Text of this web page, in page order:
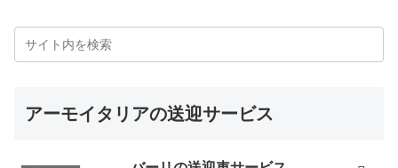
アーモイタリアの送迎サービス